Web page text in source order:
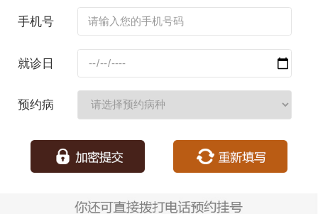
手机号
就诊日
预约病